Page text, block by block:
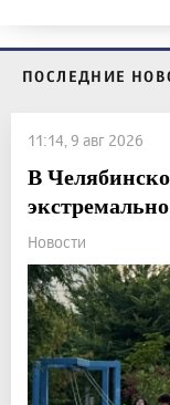
ПОСЛЕДНИЕ
11:14, 9 авг 2026
В
Новости